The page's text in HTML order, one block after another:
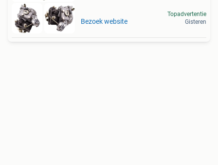
Bezoek website
Topadvertentie
Gisteren